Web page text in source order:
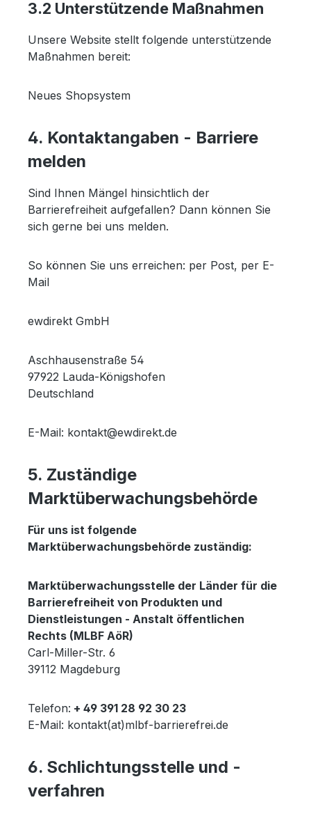
3.2 Unterstützende Maßnahmen
Unsere Website stellt folgende unterstützende
Maßnahmen bereit:
Neues Shopsystem
4. Kontaktangaben - Barriere
melden
Sind Ihnen Mängel hinsichtlich der
Barrierefreiheit aufgefallen? Dann können Sie
sich gerne bei uns melden.
So können Sie uns erreichen: per Post, per E-
Mail
ewdirekt GmbH
Aschhausenstraße 54
97922 Lauda-Königshofen
Deutschland
E-Mail: kontakt@ewdirekt.de
5. Zuständige
Marktüberwachungsbehörde
Für uns ist folgende
Marktüberwachungsbehörde zuständig:
Marktüberwachungsstelle der Länder für die
Barrierefreiheit von Produkten und
Dienstleistungen - Anstalt öffentlichen
Rechts (MLBF AöR)
Carl-Miller-Str. 6
39112 Magdeburg
Telefon: + 49 391 28 92 30 23
E-Mail: kontakt(at)mlbf-barrierefrei.de
6. Schlichtungsstelle und -
verfahren